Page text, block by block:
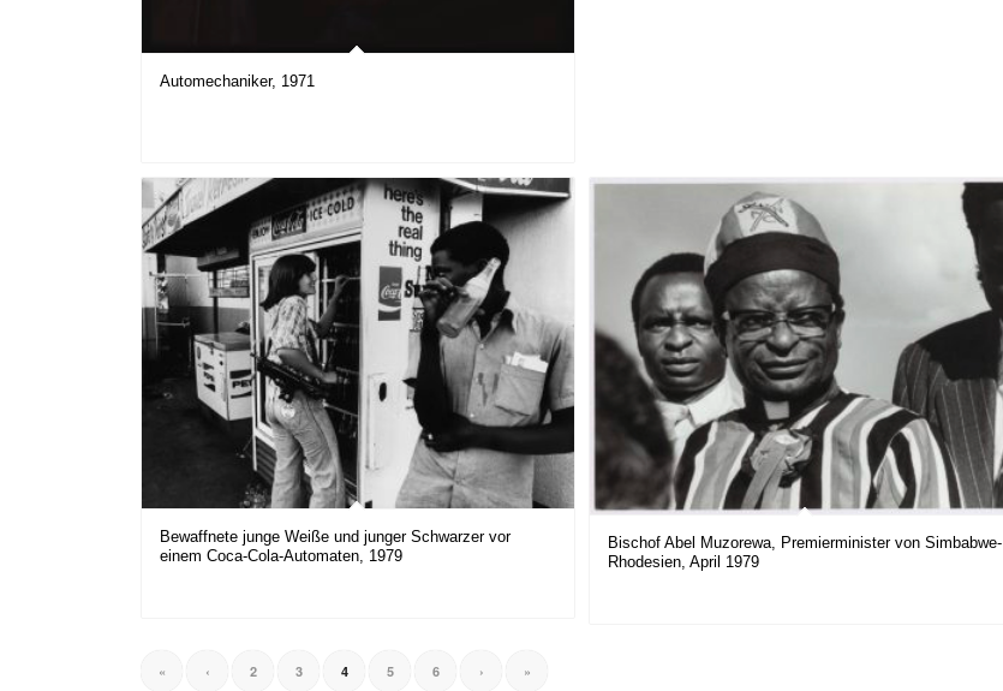
Automechaniker, 1971
Bewaffnete junge Weiße und junger Schwarzer vor
einem Coca-Cola-Automaten, 1979
Bischof Abel Muzorewa, Premierminister von Simbabwe-
Rhodesien, April 1979
« ‹ 2 3 4 5 6 › »